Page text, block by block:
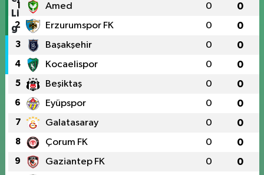
1 Amed 0 0
2 Erzurumspor FK 0 0
3 Başakşehir 0 0
4 Kocaelispor 0 0
5 Beşiktaş 0 0
6 Eyüpspor 0 0
7 Galatasaray 0 0
8 Çorum FK 0 0
9 Gaziantep FK 0 0